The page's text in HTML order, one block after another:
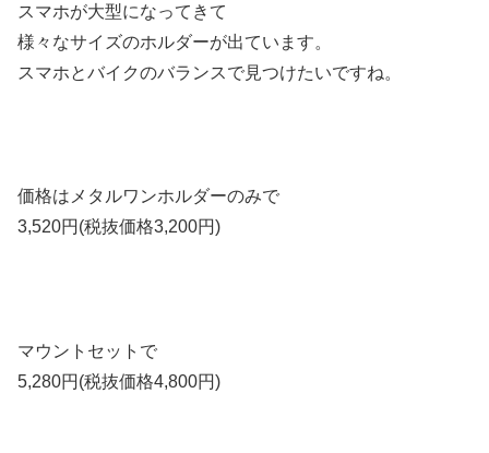
スマホが大型になってきて
様々なサイズのホルダーが出ています。
スマホとバイクのバランスで見つけたいですね。
価格はメタルワンホルダーのみで
3,520円(税抜価格3,200円)
マウントセットで
5,280円(税抜価格4,800円)